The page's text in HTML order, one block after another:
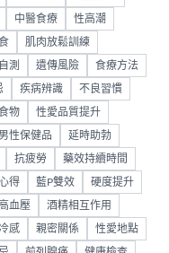
中醫食療 性高潮
肌肉放鬆訓練
測 遺傳風險 食療方法
疾病辨識 不良習慣
物 性愛品質提升
男性保健品 延時助勃
抗疲勞 藥效持續時間
得 藍P雙效 硬度提升
高血壓 酒精相互作用
感 親密關係 性愛地點